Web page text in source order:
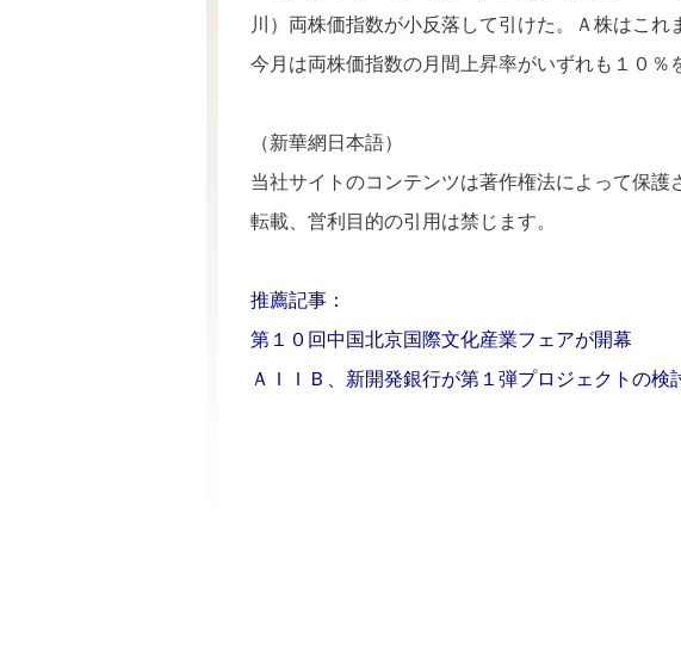
川）両株価指数が小反落して引けた。Ａ株はこれ
今月は両株価指数の月間上昇率がいずれも１０％
（新華網日本語）
当社サイトのコンテンツは著作権法によって保護
転載、営利目的の引用は禁じます。
推薦記事：
第１０回中国北京国際文化産業フェアが開幕
ＡＩＩＢ、新開発銀行が第１弾プロジェクトの検